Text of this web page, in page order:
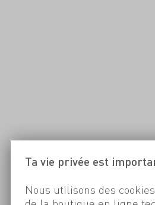
Ta vie privée est
Nous utilisons des